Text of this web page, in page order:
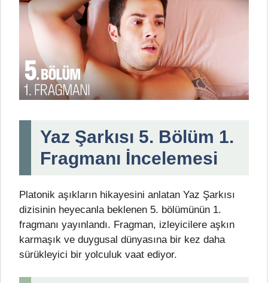
Yaz Şarkısı 5. Bölüm 1.
Fragmanı İncelemesi
Platonik aşıkların hikayesini anlatan Yaz Şarkısı
dizisinin heyecanla beklenen 5. bölümünün 1.
fragmanı yayınlandı. Fragman, izleyicilere aşkın
karmaşık ve duygusal dünyasına bir kez daha
sürükleyici bir yolculuk vaat ediyor.